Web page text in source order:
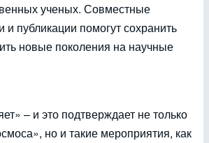
ученых. Совместные
и публикации помогут сохранить
новые поколения на научные
– и это подтверждает не только
но и такие мероприятия, как